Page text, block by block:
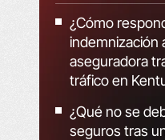
¿Cómo
indemnización
aseguradora
tráfico en
¿Qué no se
seguros tras